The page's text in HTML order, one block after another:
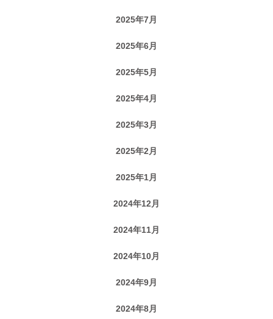
2025年7月
2025年6月
2025年5月
2025年4月
2025年3月
2025年2月
2025年1月
2024年12月
2024年11月
2024年10月
2024年9月
2024年8月